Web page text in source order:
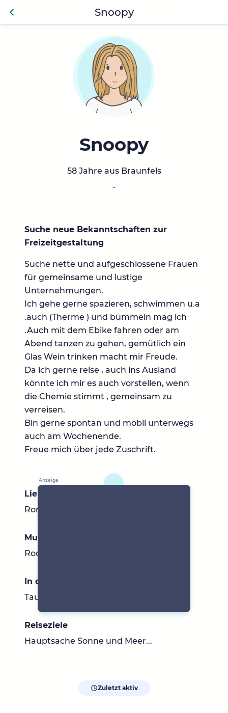
Zurü
Snoopy
Snoopy
58 Jahre aus Braunfels
-
Suche neue Bekanntschaften zur
Freizeitgestaltung
Suche nette und aufgeschlossene Frauen
für gemeinsame und lustige
Unternehmungen.
Ich gehe gerne spazieren, schwimmen u.a
.auch (Therme ) und bummeln mag ich
.Auch mit dem Ebike fahren oder am
Abend tanzen zu gehen, gemütlich ein
Glas Wein trinken macht mir Freude.
Da ich gerne reise , auch ins Ausland
könnte ich mir es auch vorstellen, wenn
die Chemie stimmt , gemeinsam zu
verreisen.
Bin gerne spontan und mobil unterwegs
auch am Wochenende.
Freue mich über jede Zuschrift.
Lieblingsbücher
Romane, Krimis, Thriller
Musik
Rock, Pop , R&B , 80er, 90er
In der Umgebung
Taunus, Rhein Main Gebiet uvm...
Reiseziele
Hauptsache Sonne und Meer...
Zuletzt aktiv